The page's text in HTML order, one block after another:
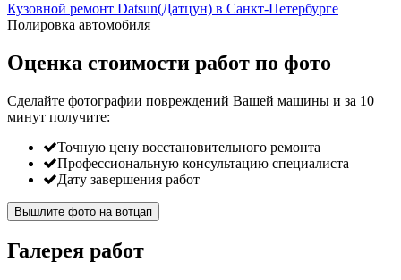
Кузовной ремонт Datsun(Датцун) в Санкт-Петербурге
Полировка автомобиля
Оценка стоимости работ по фото
Сделайте фотографии повреждений Вашей машины и за 10
минут получите:
Точную цену восстановительного ремонта
Профессиональную консультацию специалиста
Дату завершения работ
Вышлите фото на вотцап
Галерея работ